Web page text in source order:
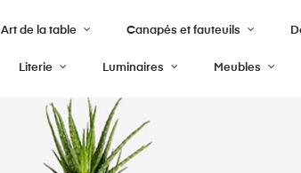
Art de la table Canapés et fauteuils
Literie Luminaires Meubles